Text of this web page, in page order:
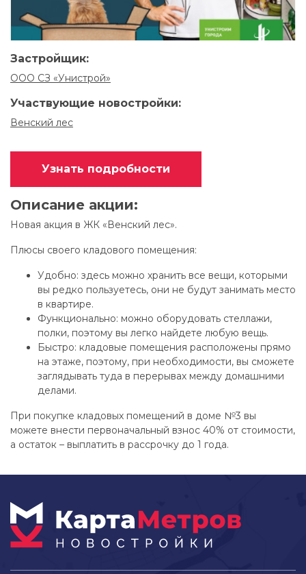
Застройщик:
ООО СЗ «Унистрой»
Участвующие новостройки:
Венский лес
Узнать подробности
Описание акции:
Новая акция в ЖК «Венский лес».
Плюсы своего кладового помещения:
Удобно: здесь можно хранить все вещи, которыми
вы редко пользуетесь, они не будут занимать место
в квартире.
Функционально: можно оборудовать стеллажи,
полки, поэтому вы легко найдете любую вещь.
Быстро: кладовые помещения расположены прямо
на этаже, поэтому, при необходимости, вы сможете
заглядывать туда в перерывах между домашними
делами.
При покупке кладовых помещений в доме №3 вы
можете внести первоначальный взнос 40% от стоимости,
а остаток – выплатить в рассрочку до 1 года.